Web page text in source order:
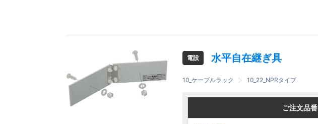
電設 水平自在継ぎ具
10_ケーブルラック 10_22_NPRタイプ
ご注文品番
ご注文品番